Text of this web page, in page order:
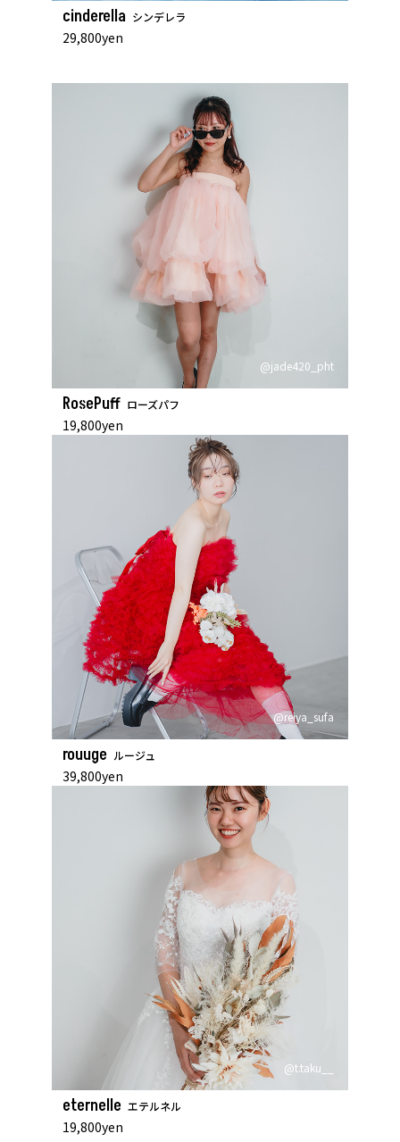
cinderella シンデレラ
29,800yen
@jade420_pht
RosePuff ローズパフ
19,800yen
@reiya_sufa
rouuge ルージュ
39,800yen
@t.taku__
eternelle エテルネル
19,800yen